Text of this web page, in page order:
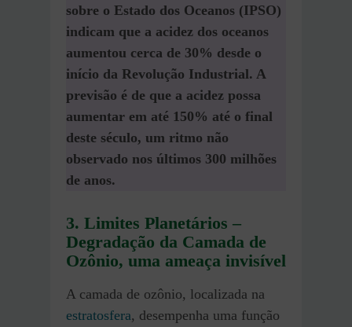
sobre o Estado dos Oceanos (IPSO)
indicam que a acidez dos oceanos
aumentou cerca de 30% desde o
início da Revolução Industrial. A
previsão é de que a acidez possa
aumentar em até 150% até o final
deste século, um ritmo não
observado nos últimos 300 milhões
de anos.
3. Limites Planetários –
Degradação da Camada de
Ozônio, uma ameaça invisível
A camada de ozônio, localizada na
estratosfera, desempenha uma função